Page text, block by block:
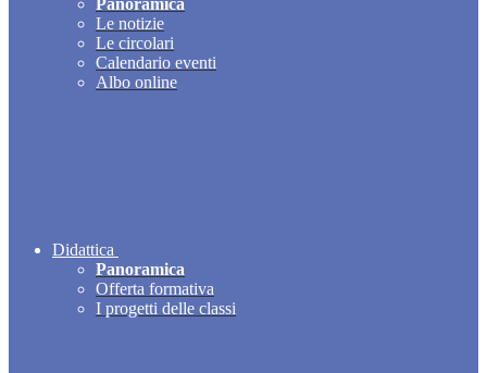
Panoramica
Le notizie
Le circolari
Calendario eventi
Albo online
Didattica
Panoramica
Offerta formativa
I progetti delle classi